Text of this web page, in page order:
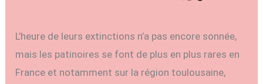
L’heure de leurs extinctions n’a pas encore sonnée,
mais les patinoires se font de plus en plus rares en
France et notamment sur la région toulousaine,